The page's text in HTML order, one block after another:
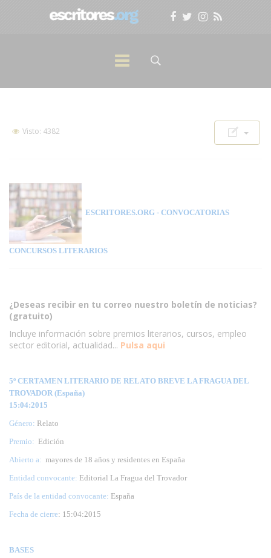
Visto: 4382
ESCRITORES.ORG - CONVOCATORIAS
CONCURSOS LITERARIOS
¿Deseas recibir en tu correo nuestro boletín de noticias?
(gratuito)
Incluye información sobre premios literarios, cursos, empleo
sector editorial, actualidad... Pulsa aqui
5º CERTAMEN LITERARIO DE RELATO BREVE LA FRAGUA DEL
TROVADOR (España)
15:04:2015
Género: Relato
Premio: Edición
Abierto a: mayores de 18 años y residentes en España
Entidad convocante: Editorial La Fragua del Trovador
País de la entidad convocante: España
Fecha de cierre: 15:04:2015
BASES